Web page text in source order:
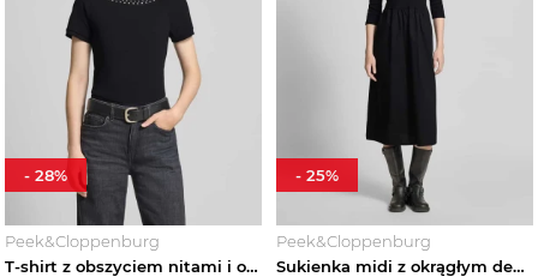
Peek&Cloppenburg
T-shirt z obszyciem nitami i okrągłym dekoltem Zero Czarny
- 28%
Peek&Cloppenburg
Sukienka midi z okrągłym dekoltem Zero Czarny
- 25%